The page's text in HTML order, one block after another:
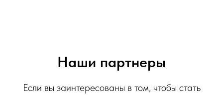
Наши партнеры
Если вы заинтересованы в том, чтобы стать